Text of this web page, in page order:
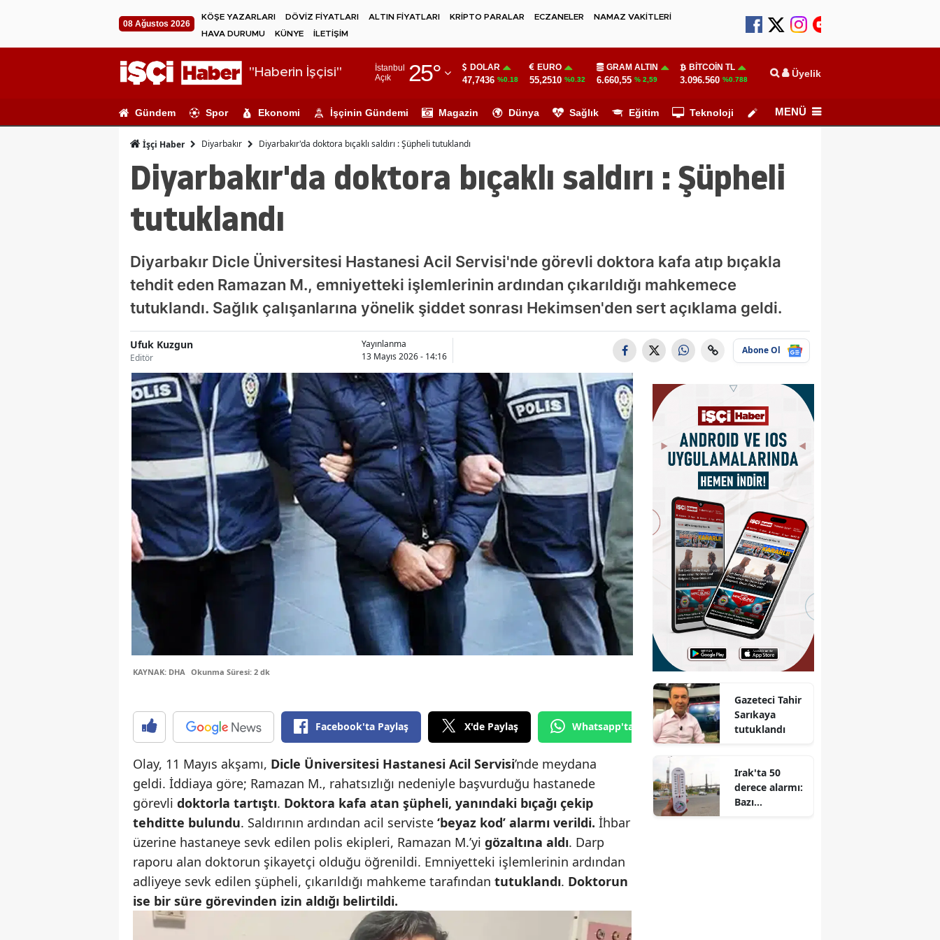
08 Ağustos 2026
KÖŞE YAZARLARI DÖVİZ FİYATLARI ALTIN FİYATLARI KRİPTO PARALAR ECZANELER
NAMAZ VAKİTLERİ
HAVA DURUMU
KÜNYE İLETİŞİM
"Haberin İşçisi"
İstanbul
Açık
25°
Adıyaman
Ağrı
Ankara
Aydın
Balıkesir
Bilecik
Bingöl
Bitlis
Bolu
Burdur
Bursa
Çanakkale
Çankırı
Çorum
Denizli
Diyarbakır
Edirne
Erzurum
Eskişehir
Gaziantep
Giresun
Gümüşhane
Hakkari
Hatay
Isparta
DOLAR
47,7436 %0.18
EURO
55,2510 %0.32
GRAM ALTIN
6.660,55 % 2,59
BITCOIN TL
3.096.560 %0.788 Üyelik
Gündem Spor Ekonomi İşçinin Gündemi Magazin Dünya Sağlık Eğitim Teknoloji Köşe Yazarları
MENÜ
İşçi Haber Diyarbakır Diyarbakır'da doktora bıçaklı saldırı : Şüpheli tutuklandı
Diyarbakır'da doktora bıçaklı saldırı : Şüpheli
tutuklandı
Diyarbakır Dicle Üniversitesi Hastanesi Acil Servisi'nde görevli doktora kafa atıp bıçakla
tehdit eden Ramazan M., emniyetteki işlemlerinin ardından çıkarıldığı mahkemece
tutuklandı. Sağlık çalışanlarına yönelik şiddet sonrası Hekimsen'den sert açıklama geldi.
Ufuk Kuzgun
Editör
Yayınlanma
13 Mayıs 2026 - 14:16
Abone Ol
KAYNAK: DHA Okunma Süresi: 2 dk
Facebook'ta Paylaş X'de Paylaş Whatsapp'tan Gönder
Olay, 11 Mayıs akşamı, Dicle Üniversitesi Hastanesi Acil Servisi’nde meydana
geldi. İddiaya göre; Ramazan M., rahatsızlığı nedeniyle başvurduğu hastanede
görevli doktorla tartıştı. Doktora kafa atan şüpheli, yanındaki bıçağı çekip
tehditte bulundu. Saldırının ardından acil serviste ‘beyaz kod’ alarmı verildi. İhbar
üzerine hastaneye sevk edilen polis ekipleri, Ramazan M.’yi gözaltına aldı. Darp
raporu alan doktorun şikayetçi olduğu öğrenildi. Emniyetteki işlemlerinin ardından
adliyeye sevk edilen şüpheli, çıkarıldığı mahkeme tarafından tutuklandı. Doktorun
ise bir süre görevinden izin aldığı belirtildi.
Gazeteci Tahir
Sarıkaya
tutuklandı
Irak'ta 50
derece alarmı:
Bazı